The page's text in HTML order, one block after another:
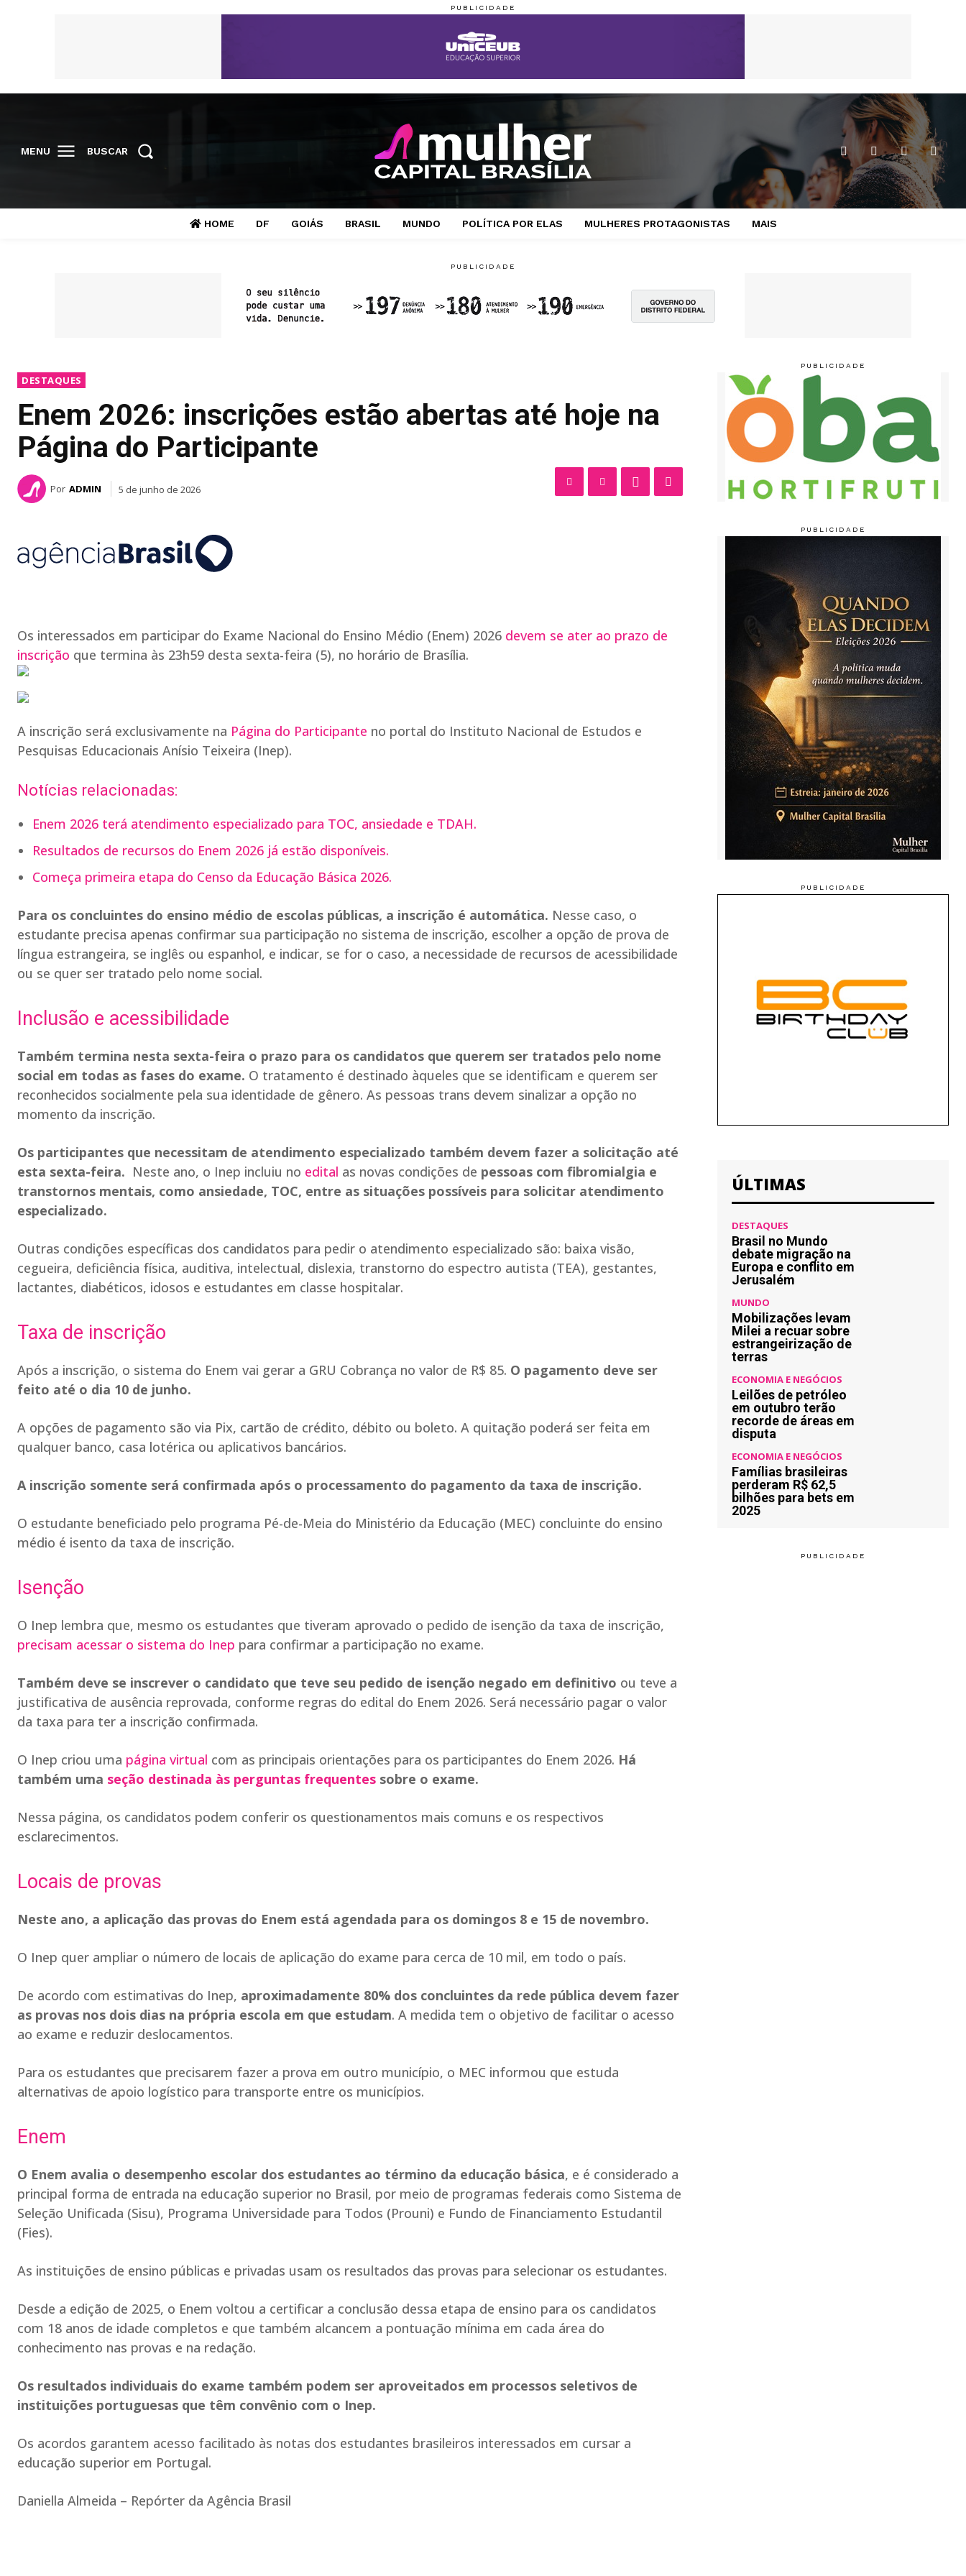
MENU BUSCAR
HOME DF GOIÁS BRASIL MUNDO POLÍTICA POR ELAS MULHERES PROTAGONISTAS MAIS
DESTAQUES
Enem 2026: inscrições estão abertas até hoje na
Página do Participante
Por ADMIN 5 de junho de 2026
Os interessados em participar do Exame Nacional do Ensino Médio (Enem) 2026 devem se ater ao prazo de
inscrição que termina às 23h59 desta sexta-feira (5), no horário de Brasília.
A inscrição será exclusivamente na Página do Participante no portal do Instituto Nacional de Estudos e
Pesquisas Educacionais Anísio Teixeira (Inep).
Notícias relacionadas:
Enem 2026 terá atendimento especializado para TOC, ansiedade e TDAH.
Resultados de recursos do Enem 2026 já estão disponíveis.
Começa primeira etapa do Censo da Educação Básica 2026.
Para os concluintes do ensino médio de escolas públicas, a inscrição é automática. Nesse caso, o
estudante precisa apenas confirmar sua participação no sistema de inscrição, escolher a opção de prova de
língua estrangeira, se inglês ou espanhol, e indicar, se for o caso, a necessidade de recursos de acessibilidade
ou se quer ser tratado pelo nome social.
Inclusão e acessibilidade
Também termina nesta sexta-feira o prazo para os candidatos que querem ser tratados pelo nome
social em todas as fases do exame. O tratamento é destinado àqueles que se identificam e querem ser
reconhecidos socialmente pela sua identidade de gênero. As pessoas trans devem sinalizar a opção no
momento da inscrição.
Os participantes que necessitam de atendimento especializado também devem fazer a solicitação até
esta sexta-feira. Neste ano, o Inep incluiu no edital as novas condições de pessoas com fibromialgia e
transtornos mentais, como ansiedade, TOC, entre as situações possíveis para solicitar atendimento
especializado.
Outras condições específicas dos candidatos para pedir o atendimento especializado são: baixa visão,
cegueira, deficiência física, auditiva, intelectual, dislexia, transtorno do espectro autista (TEA), gestantes,
lactantes, diabéticos, idosos e estudantes em classe hospitalar.
Taxa de inscrição
Após a inscrição, o sistema do Enem vai gerar a GRU Cobrança no valor de R$ 85. O pagamento deve ser
feito até o dia 10 de junho.
A opções de pagamento são via Pix, cartão de crédito, débito ou boleto. A quitação poderá ser feita em
qualquer banco, casa lotérica ou aplicativos bancários.
A inscrição somente será confirmada após o processamento do pagamento da taxa de inscrição.
O estudante beneficiado pelo programa Pé-de-Meia do Ministério da Educação (MEC) concluinte do ensino
médio é isento da taxa de inscrição.
Isenção
O Inep lembra que, mesmo os estudantes que tiveram aprovado o pedido de isenção da taxa de inscrição,
precisam acessar o sistema do Inep para confirmar a participação no exame.
Também deve se inscrever o candidato que teve seu pedido de isenção negado em definitivo ou teve a
justificativa de ausência reprovada, conforme regras do edital do Enem 2026. Será necessário pagar o valor
da taxa para ter a inscrição confirmada.
O Inep criou uma página virtual com as principais orientações para os participantes do Enem 2026. Há
também uma seção destinada às perguntas frequentes sobre o exame.
Nessa página, os candidatos podem conferir os questionamentos mais comuns e os respectivos
esclarecimentos.
Locais de provas
Neste ano, a aplicação das provas do Enem está agendada para os domingos 8 e 15 de novembro.
O Inep quer ampliar o número de locais de aplicação do exame para cerca de 10 mil, em todo o país.
De acordo com estimativas do Inep, aproximadamente 80% dos concluintes da rede pública devem fazer
as provas nos dois dias na própria escola em que estudam. A medida tem o objetivo de facilitar o acesso
ao exame e reduzir deslocamentos.
Para os estudantes que precisarem fazer a prova em outro município, o MEC informou que estuda
alternativas de apoio logístico para transporte entre os municípios.
Enem
O Enem avalia o desempenho escolar dos estudantes ao término da educação básica, e é considerado a
principal forma de entrada na educação superior no Brasil, por meio de programas federais como Sistema de
Seleção Unificada (Sisu), Programa Universidade para Todos (Prouni) e Fundo de Financiamento Estudantil
(Fies).
As instituições de ensino públicas e privadas usam os resultados das provas para selecionar os estudantes.
Desde a edição de 2025, o Enem voltou a certificar a conclusão dessa etapa de ensino para os candidatos
com 18 anos de idade completos e que também alcancem a pontuação mínima em cada área do
conhecimento nas provas e na redação.
Os resultados individuais do exame também podem ser aproveitados em processos seletivos de
instituições portuguesas que têm convênio com o Inep.
Os acordos garantem acesso facilitado às notas dos estudantes brasileiros interessados em cursar a
educação superior em Portugal.
Daniella Almeida – Repórter da Agência Brasil
ÚLTIMAS
DESTAQUES
Brasil no Mundo
debate migração na
Europa e conflito em
Jerusalém
MUNDO
Mobilizações levam
Milei a recuar sobre
estrangeirização de
terras
ECONOMIA E NEGÓCIOS
Leilões de petróleo
em outubro terão
recorde de áreas em
disputa
ECONOMIA E NEGÓCIOS
Famílias brasileiras
perderam R$ 62,5
bilhões para bets em
2025